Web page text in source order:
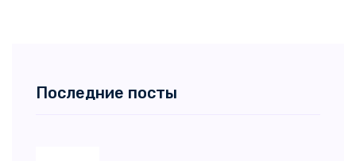
Последние посты